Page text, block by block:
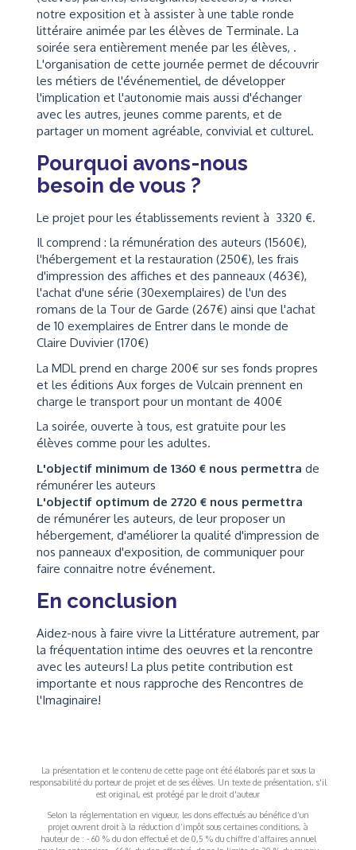
notre exposition et à assister à une table ronde
littéraire animée par les élèves de Terminale. La
soirée sera entièrement menée par les élèves, .
L'organisation de cette journée permet de découvrir
les métiers de l'événementiel, de développer
l'implication et l'autonomie mais aussi d'échanger
avec les autres, jeunes comme parents, et de
partager un moment agréable, convivial et culturel.
Pourquoi avons-nous
besoin de vous ?
Le projet pour les établissements revient à 3320 €.
Il comprend : la rémunération des auteurs (1560€),
l'hébergement et la restauration (250€), les frais
d'impression des affiches et des panneaux (463€),
l'achat d'une série (30exemplaires) de l'un des
romans de la Tour de Garde (267€) ainsi que l'achat
de 10 exemplaires de Entrer dans le monde de
Claire Duvivier (170€)
La MDL prend en charge 200€ sur ses fonds propres
et les éditions Aux forges de Vulcain prennent en
charge le transport pour un montant de 400€
La soirée, ouverte à tous, est gratuite pour les
élèves comme pour les adultes.
L'objectif minimum de 1360 € nous permettra de
rémunérer les auteurs
L'objectif optimum de 2720 € nous permettra
de rémunérer les auteurs, de leur proposer un
hébergement, d'améliorer la qualité d'impression de
nos panneaux d'exposition, de communiquer pour
faire connaitre notre événement.
En conclusion
Aidez-nous à faire vivre la Littérature autrement, par
la fréquentation intime des oeuvres et la rencontre
avec les auteurs! La plus petite contribution est
importante et nous rapproche des Rencontres de
l'Imaginaire!
La présentation et le contenu de cette page ont été élaborés par et sous la
responsabilité du porteur de projet et de ses élèves. Un texte de présentation, s'il
est original, est protégé par le droit d'auteur
Selon la réglementation en vigueur, les dons effectués au bénéfice d’un
projet ouvrent droit à la réduction d’impôt sous certaines conditions, à
hauteur de : - 60 % du don effectué et de 0,5 % du chiffre d’affaires annuel